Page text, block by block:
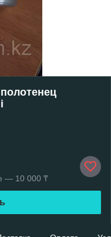
— 10 000 ₸